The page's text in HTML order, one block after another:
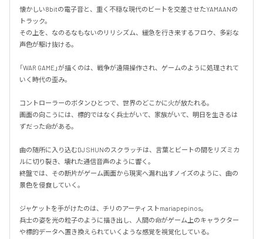
懐かしい8bitの電子音と、重く不穏な現代のビートを交差させたYAMAANの
トラック。
その上を、なのるなもないのリリシズム、緩急を行き来するフロウ、多彩な
声色が駆け抜ける。
「WAR GAME」が描くのは、戦争が遠隔操作され、ゲームのように処理されて
いく時代の歪み。
コントローラーのボタンひとつで、世界のどこかに火が放たれる。
画面の向こうには、標的ではなく兵士がいて、家族がいて、明日を生きるは
ずだった命がある。
曲の随所に入り込むDJ SHUNのスクラッチは、言葉とビートの間をリズミカ
ルに切り裂き、壊れた通信音声のように響く。
終盤では、その断片がゲーム画面から現実へ漏れ出すノイズのように、曲の
景色を侵食していく。
ジャケットを手がけたのは、チリのアーティストmariapepinos。
兵士の姿を光の粒子のように描き出し、人間の命がゲーム上のキャラクター
や標的データへ置き換えられていくような感覚を視覚化している。